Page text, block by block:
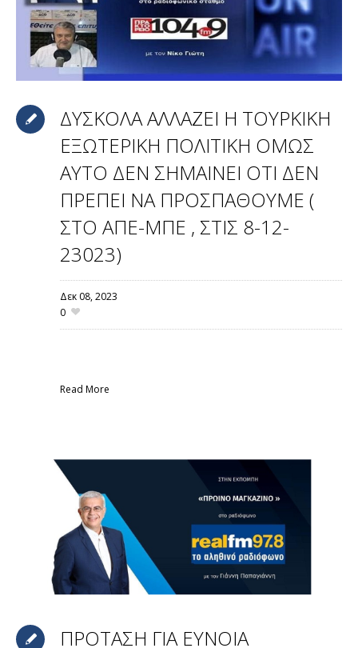
ΔΥΣΚΟΛΑ ΑΛΛΑΖΕΙ Η ΤΟΥΡΚΙΚΗ
ΕΞΩΤΕΡΙΚΗ ΠΟΛΙΤΙΚΗ ΟΜΩΣ
ΑΥΤΟ ΔΕΝ ΣΗΜΑΙΝΕΙ ΟΤΙ ΔΕΝ
ΠΡΕΠΕΙ ΝΑ ΠΡΟΣΠΑΘΟΥΜΕ (
ΣΤΟ ΑΠΕ-ΜΠΕ , ΣΤΙΣ 8-12-
23023)
Δεκ 08,2023
0
Read More
ΠΡΟΤΑΣΗ ΓΙΑ ΕΥΝΟΙΑ